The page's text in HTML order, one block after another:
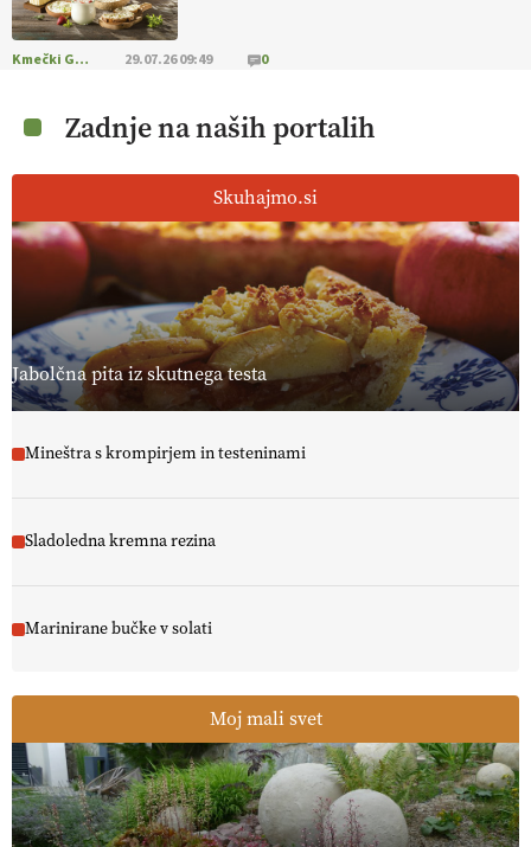
Kmečki Glas 29.07.26 09:49 0
Zadnje na naših portalih
Skuhajmo.si
Jabolčna pita iz skutnega testa
Mineštra s krompirjem in testeninami
Sladoledna kremna rezina
Marinirane bučke v solati
Moj mali svet